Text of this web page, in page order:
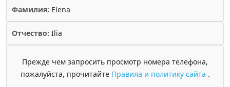
Фамилия: Elena
Отчество: Ilia
Прежде чем запросить просмотр номера телефона,
пожалуйста, прочитайте Правила и политику сайта .